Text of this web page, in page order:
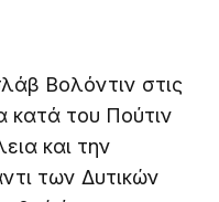
Βολόντιν στις
κατά του Πούτιν
και την
των Δυτικών